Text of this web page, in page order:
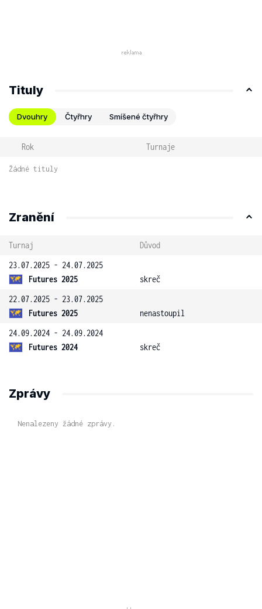
Tituly
Dvouhry Čtyřhry Smíšené čtyřhry
Rok Turnaje
Žádné tituly
Zranění
Turnaj
Důvod
23.07.2025 - 24.07.2025
Futures 2025
skreč
22.07.2025 - 23.07.2025
Futures 2025
nenastoupil
24.09.2024 - 24.09.2024
Futures 2024
skreč
Zprávy
Nenalezeny žádné zprávy.